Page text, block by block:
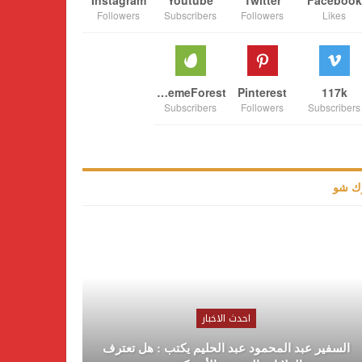
Likes
Followers
Subscribers
Followers
117k
Subscribers
Pinterest
Followers
ThemeForest
Subscribers
شو
احدث الاخبار
السفير عبد المحمود عبد الحليم يكتب : هل تعترف